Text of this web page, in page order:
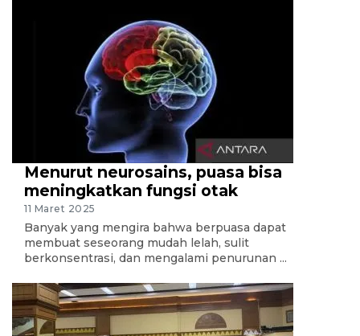
Menurut neurosains, puasa bisa
meningkatkan fungsi otak
11 Maret 2025
Banyak yang mengira bahwa berpuasa dapat
membuat seseorang mudah lelah, sulit
berkonsentrasi, dan mengalami penurunan ...